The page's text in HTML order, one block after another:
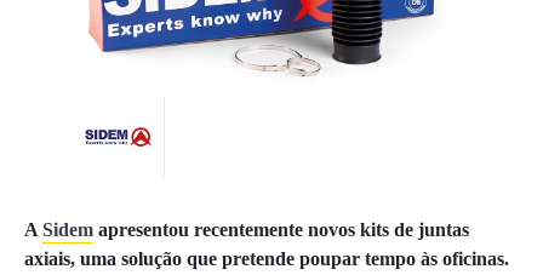
A Sidem apresentou recentemente novos kits de juntas
axiais, uma solução que pretende poupar tempo às oficinas.